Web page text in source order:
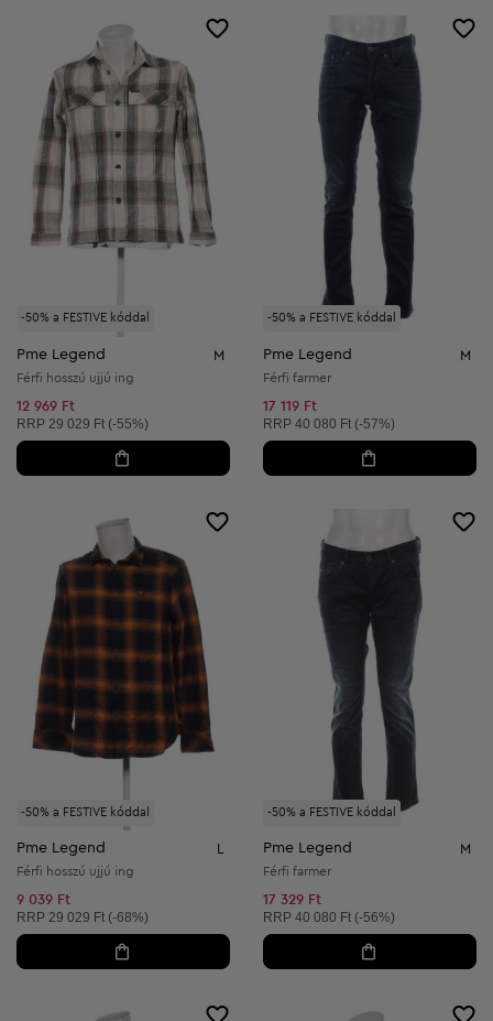
-50% a FESTIVE kóddal
Pme Legend M
Férfi hosszú ujjú ing
12 969 Ft
Ajánlott ár:
RRP 29 029 Ft (-55%)
-50% a FESTIVE kóddal
Pme Legend M
Férfi farmer
17 119 Ft
Ajánlott ár:
RRP 40 080 Ft (-57%)
-50% a FESTIVE kóddal
Pme Legend
Férfi hosszú ujjú ing
9 039 Ft
Ajánlott ár:
RRP 29 029 Ft (-68%)
-50% a FESTIVE kóddal
Pme Legend M
Férfi farmer
17 329 Ft
Ajánlott ár:
RRP 40 080 Ft (-56%)